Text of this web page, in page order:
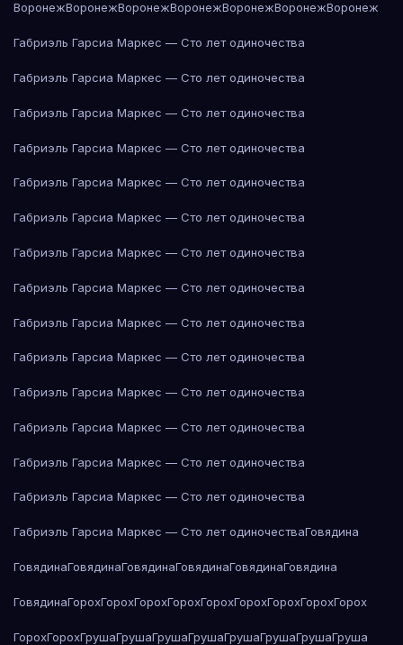
ВоронежВоронежВоронежВоронежВоронежВоронежВоронеж
Габриэль Гарсиа Маркес — Сто лет одиночества
Габриэль Гарсиа Маркес — Сто лет одиночества
Габриэль Гарсиа Маркес — Сто лет одиночества
Габриэль Гарсиа Маркес — Сто лет одиночества
Габриэль Гарсиа Маркес — Сто лет одиночества
Габриэль Гарсиа Маркес — Сто лет одиночества
Габриэль Гарсиа Маркес — Сто лет одиночества
Габриэль Гарсиа Маркес — Сто лет одиночества
Габриэль Гарсиа Маркес — Сто лет одиночества
Габриэль Гарсиа Маркес — Сто лет одиночества
Габриэль Гарсиа Маркес — Сто лет одиночества
Габриэль Гарсиа Маркес — Сто лет одиночества
Габриэль Гарсиа Маркес — Сто лет одиночества
Габриэль Гарсиа Маркес — Сто лет одиночества
Габриэль Гарсиа Маркес — Сто лет одиночестваГовядина
ГовядинаГовядинаГовядинаГовядинаГовядинаГовядина
ГовядинаГорохГорохГорохГорохГорохГорохГорохГорохГорох
ГорохГорохГрушаГрушаГрушаГрушаГрушаГрушаГрушаГруша